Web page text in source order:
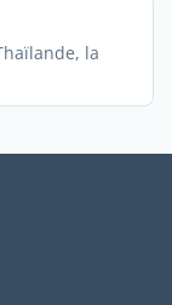
la